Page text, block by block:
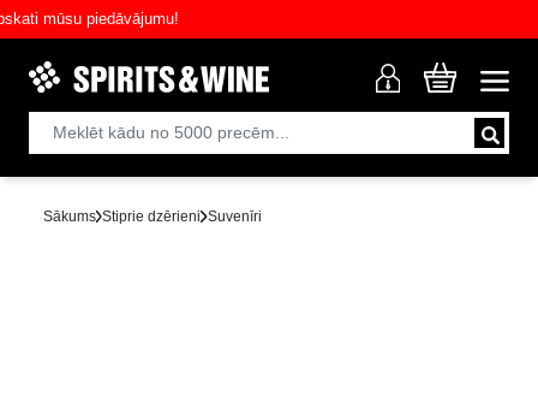
mūsu piedāvājumu!
Sākums Stiprie dzērieni Suvenīri